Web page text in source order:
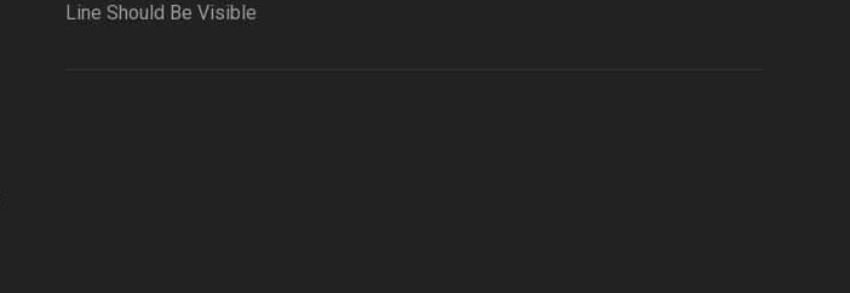
Line Should Be Visible